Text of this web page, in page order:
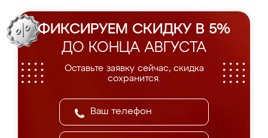
ФИКСИРУЕМ СКИДКУ В 5%
ДО КОНЦА АВГУСТА
Оставьте заявку сейчас, скидка
сохранится.